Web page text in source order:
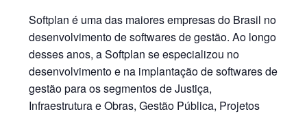
Softplan é uma das maiores empresas do Brasil no
desenvolvimento de softwares de gestão. Ao longo
desses anos, a Softplan se especializou no
desenvolvimento e na implantação de softwares de
gestão para os segmentos de Justiça,
Infraestrutura e Obras, Gestão Pública, Projetos